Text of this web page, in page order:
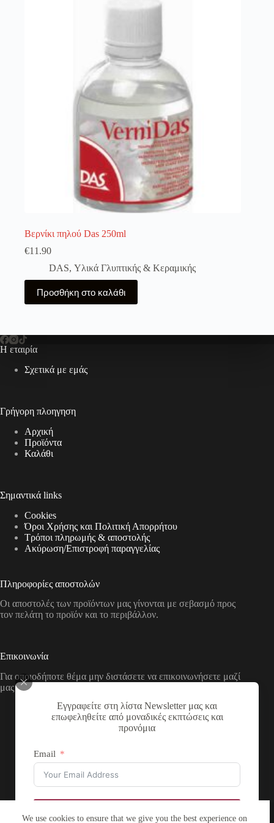
λειτουργία του site. Διαβάστε περισσότερα στο
Username or Email Address
Get New Password
Εγγραφείτε στη λίστα Newsletter μας και
επωφεληθείτε από μοναδικές εκπτώσεις και
προνόμια
Email
We use cookies to ensure that we give you the best experience on
Βερνίκι πηλού Das 250ml
€11.90
DAS, Υλικά Γλυπτικής & Κεραμικής
Προσθήκη στο καλάθι
Η εταιρία
Σχετικά με εμάς
Γρήγορη πλοηγηση
Αρχική
Προϊόντα
Καλάθι
Σημαντικά links
Cookies
Όροι Χρήσης και Πολιτική Απορρήτου
Τρόποι πληρωμής & αποστολής
Aκύρωση/Επιστροφή παραγγελίας
Πληροφορίες αποστολών
Οι αποστολές των προϊόντων μας γίνονται με σεβασμό προς
τον πελάτη το προϊόν και το περιβάλλον.
Επικοινωνία
Για οποιοδήποτε θέμα μην διστάσετε να επικοινωνήσετε μαζί
μας με τους παρακάτω τρόπους
Διεύθυνση:
Νικολάου Χάσου 19, ΤΚ 53100, Φλώρινα,
Τηλέφωνο:
+30 2385 503290
Email: